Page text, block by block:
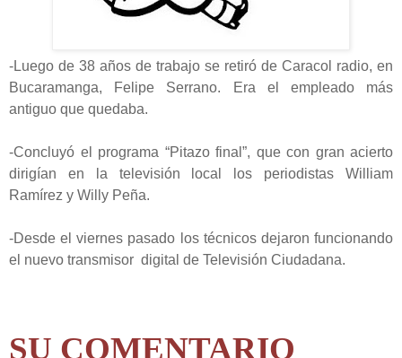
-Luego de 38 años de trabajo se retiró de Caracol radio, en
Bucaramanga, Felipe Serrano. Era el empleado más
antiguo que quedaba.
-Concluyó el programa “Pitazo final”, que con gran acierto
dirigían en la televisión local los periodistas William
Ramírez y Willy Peña.
-Desde el viernes pasado los técnicos dejaron funcionando
el nuevo transmisor digital de Televisión Ciudadana.
SU COMENTARIO